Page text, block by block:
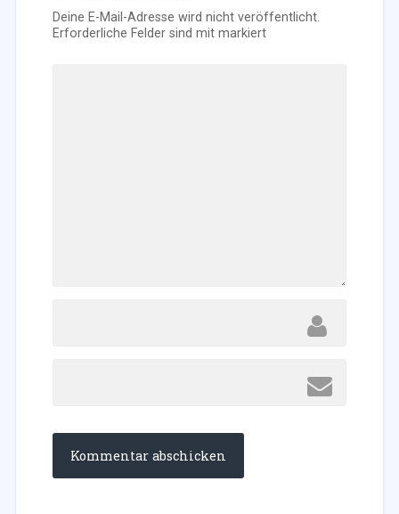
Deine E-Mail-Adresse wird nicht veröffentlicht.
Erforderliche Felder sind mitmarkiert